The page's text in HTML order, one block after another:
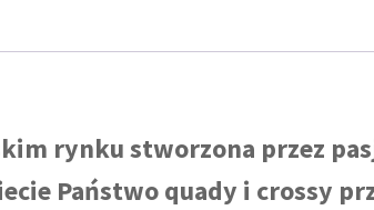
rynku stworzona przez
Państwo quady i crossy